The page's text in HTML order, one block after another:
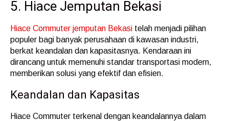
5. Hiace Jemputan Bekasi
Hiace Commuter jemputan Bekasi telah menjadi pilihan
populer bagi banyak perusahaan di kawasan industri,
berkat keandalan dan kapasitasnya. Kendaraan ini
dirancang untuk memenuhi standar transportasi modern,
memberikan solusi yang efektif dan efisien.
Keandalan dan Kapasitas
Hiace Commuter terkenal dengan keandalannya dalam